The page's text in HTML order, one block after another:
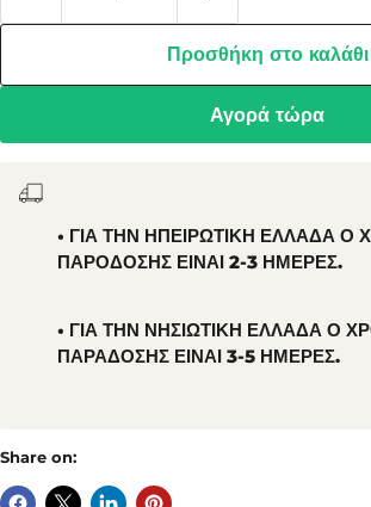
Προσθήκη στο καλάθι
Αγορά τώρα
• ΓΙΑ ΤΗΝ ΗΠΕΙΡΩΤΙΚΗ ΕΛΛΑΔΑ Ο
ΠΑΡΟΔΟΣΗΣ ΕΙΝΑΙ 2-3 ΗΜΕΡΕΣ.
• ΓΙΑ ΤΗΝ ΝΗΣΙΩΤΙΚΗ ΕΛΛΑΔΑ Ο
ΠΑΡΑΔΟΣΗΣ ΕΙΝΑΙ 3-5 ΗΜΕΡΕΣ.
Share on: